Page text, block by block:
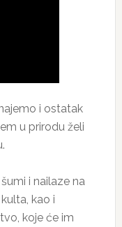
i ostatak
u prirodu želi
i nailaze na
kao i
koje će im